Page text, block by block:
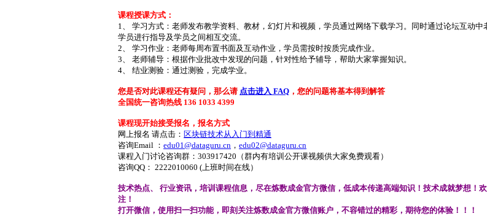
课程授课方式：
1、 学习方式：老师发布教学资料、教材，幻灯片和视频，学员通过网络下载学习。同时通过论坛互动中
学员进行指导及学员之间相互交流。
2、 学习作业：老师每周布置书面及互动作业，学员需按时按质完成作业。
3、 老师辅导：根据作业批改中发现的问题，针对性给予辅导，帮助大家掌握知识。
4、 结业测验：通过测验，完成学业。
您是否对此课程还有疑问，那么请 点击进入 FAQ ，您的问题将基本得到解答
全国统一咨询热线 136 1033 4399
课程现开始接受报名，报名方式
网上报名 请点击： 区块链技术从入门到精通
咨询Email ： edu01@dataguru.cn ， edu02@dataguru.cn
课程入门讨论咨询群： 303917420 （群内有培训公开课视频供大家免费观看）
咨询QQ： 2222010060 (上班时间在线）
技术热点、
行业资讯，培训课程信息，尽在炼数成金官方微信，低成本传递高端知识！技术成就梦想！
注！
打开微信，使用扫一扫功能，即刻关注炼数成金官方微信账户，不容错过的精彩，期待您的体验！！！